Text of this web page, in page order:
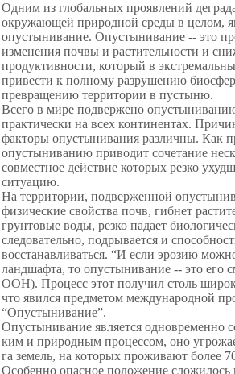
Одним из глобальных проявлений
окружающей природной среды в целом,
опустынивание. Опустынивание -- это
изменения почвы и растительности и
продуктивности, который в
привести к полному разрушению
превращению территории в пустыню.
Всего в мире подвержено
практически на всех континентах.
факторы опустынивания различны. Как
опустыниванию приводит сочетание
совместное действие которых резко
ситуацию.
На территории, подверженной
физические свойства почв, гибнет
грунтовые воды, резко падает
следовательно, подрывается и
восстанавливаться. “И если эрозию
ландшафта, то опустынивание -- это его
ООН). Процесс этот получил столь
что явился предметом международной
“Опустынивание”.
Опустынивание является одновременно
ким и природным процессом, оно
га земель, на которых проживают более
Особенно опасное положение сложилось